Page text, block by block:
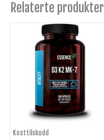
Relaterte produkter
Kosttilskudd